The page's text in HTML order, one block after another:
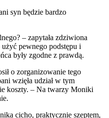
syn będzie bardzo
– zapytała zdziwiona
pewnego podstępu i
były zgodne z prawdą.
o zorganizowanie tego
wzięła udział w tym
koszty. – Na twarzy Moniki
cicho, praktycznie szeptem,